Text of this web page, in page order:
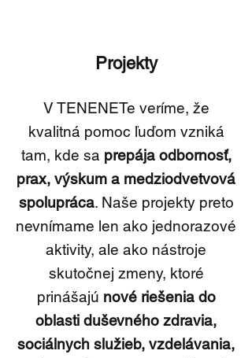
Projekty
V TENENETe veríme, že
kvalitná pomoc ľuďom vzniká
tam, kde sa prepája odbornosť,
prax, výskum a medziodvetvová
spolupráca. Naše projekty preto
nevnímame len ako jednorazové
aktivity, ale ako nástroje
skutočnej zmeny, ktoré
prinášajú nové riešenia do
oblasti duševného zdravia,
sociálnych služieb, vzdelávania,